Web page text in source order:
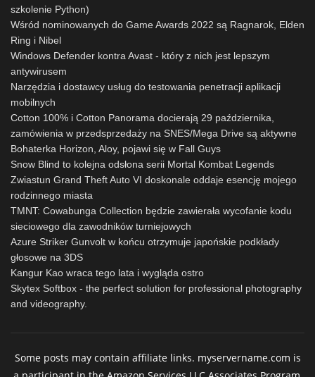
szkolenie Python)
Wśród nominowanych do Game Awards 2022 są Ragnarok, Elden
Ring i Nibel
Windows Defender kontra Avast - który z nich jest lepszym
antywirusem
Narzędzia i dostawcy usług do testowania penetracji aplikacji
mobilnych
Cotton 100% i Cotton Panorama docierają 29 października,
zamówienia w przedsprzedaży na SNES/Mega Drive są aktywne
Bohaterka Horizon, Aloy, pojawi się w Fall Guys
Snow Blind to kolejna odsłona serii Mortal Kombat Legends
Zwiastun Grand Theft Auto VI doskonale oddaje esencję mojego
rodzinnego miasta
TMNT: Cowabunga Collection będzie zawierała wycofanie kodu
sieciowego dla zawodników turniejowych
Azure Striker Gunvolt w końcu otrzymuje japońskie podkłady
głosowe na 3DS
Kangur Kao wraca tego lata i wygląda ostro
Skytex Softbox - the perfect solution for professional photography
and videography.
Some posts may contain affiliate links. myservername.com is